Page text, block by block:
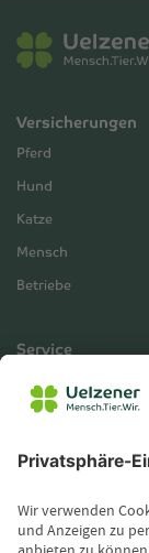
Versicherungen
Pferd
Hund
Katze
Mensch
Betriebe
Service
Kontakt
Wissenswertes
Magazin